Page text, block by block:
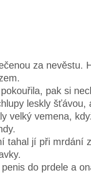
za nevěstu.
pak si
leskly šťávou,
velký vemena,
tahal jí při mrdání
do prdele a